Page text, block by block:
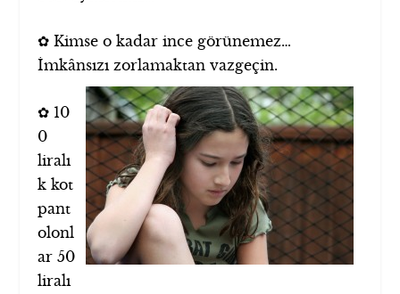
✿ Kimse o kadar ince görünemez…
İmkânsızı zorlamaktan vazgeçin.
✿ 10
0
liralı
k kot
pant
olonl
ar 50
liralı